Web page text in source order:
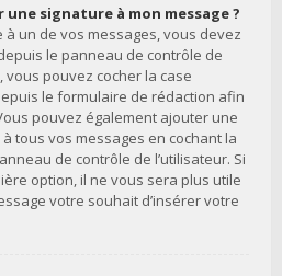
signature à mon message ?
un de vos messages, vous devez
le panneau de contrôle de
vous pouvez cocher la case
le formulaire de rédaction afin
pouvez également ajouter une
tous vos messages en cochant la
de contrôle de l’utilisateur. Si
option, il ne vous sera plus utile
votre souhait d’insérer votre